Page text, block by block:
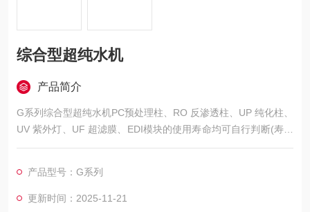
综合型超纯水机
产品简介
G系列综合型超纯水机PC预处理柱、RO 反渗透柱、UP 纯化柱、
UV 紫外灯、UF 超滤膜、EDI模块的使用寿命均可自行判断(寿命
可设定)。
产品型号：G系列
更新时间：2025-11-21